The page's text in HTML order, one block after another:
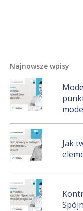
Najnowsze wpisy
Jak